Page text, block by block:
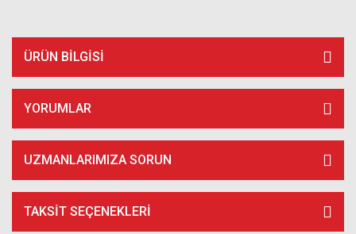
ÜRÜN BILGISI
YORUMLAR
UZMANLARIMIZA SORUN
TAKSIT SEÇENEKLERI